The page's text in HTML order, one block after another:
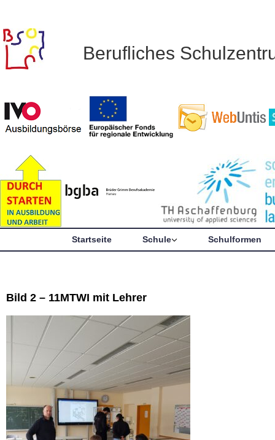
Berufliches
Startseite Schule Schulformen
Bild 2 – 11MTWI mit Lehrer